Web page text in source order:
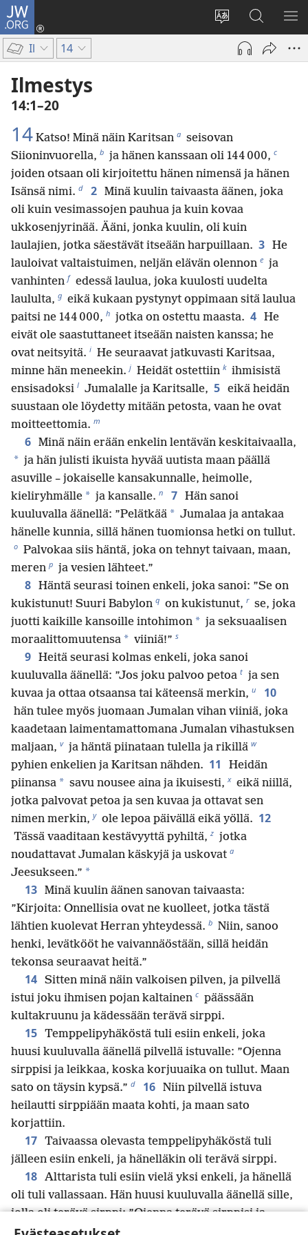
JW.ORG
Vaihda
sivuston
kieli
Kirjaudu
(avaa
ikkunan)
Hae
JW.ORG-
sivustolta
Il 14
Ilmestys
14:1–20
14 Katso! Minä näin Karitsan a seisovan
Siioninvuorella, b ja hänen kanssaan oli 144 000, c
joiden otsaan oli kirjoitettu hänen nimensä ja hänen
Isänsä nimi. d 2 Minä kuulin taivaasta äänen, joka
oli kuin vesimassojen pauhua ja kuin kovaa
ukkosenjyrinää. Ääni, jonka kuulin, oli kuin
laulajien, jotka säestävät itseään harpuillaan. 3 He
lauloivat valtaistuimen, neljän elävän olennon e ja
vanhinten f edessä laulua, joka kuulosti uudelta
laululta, g eikä kukaan pystynyt oppimaan sitä laulua
paitsi ne 144 000, h jotka on ostettu maasta. 4 He
eivät ole saastuttaneet itseään naisten kanssa; he
ovat neitsyitä. i He seuraavat jatkuvasti Karitsaa,
minne hän meneekin. j Heidät ostettiin k ihmisistä
ensisadoksi l Jumalalle ja Karitsalle, 5 eikä heidän
suustaan ole löydetty mitään petosta, vaan he ovat
moitteettomia. m
6 Minä näin erään enkelin lentävän keskitaivaalla,
* ja hän julisti ikuista hyvää uutista maan päällä
asuville – jokaiselle kansakunnalle, heimolle,
kieliryhmälle * ja kansalle. n 7 Hän sanoi
kuuluvalla äänellä: ”Pelätkää * Jumalaa ja antakaa
hänelle kunnia, sillä hänen tuomionsa hetki on tullut.
o Palvokaa siis häntä, joka on tehnyt taivaan, maan,
meren p ja vesien lähteet.”
8 Häntä seurasi toinen enkeli, joka sanoi: ”Se on
kukistunut! Suuri Babylon q on kukistunut, r se, joka
juotti kaikille kansoille intohimon * ja seksuaalisen
moraalittomuutensa * viiniä!” s
9 Heitä seurasi kolmas enkeli, joka sanoi
kuuluvalla äänellä: ”Jos joku palvoo petoa t ja sen
kuvaa ja ottaa otsaansa tai käteensä merkin, u 10
hän tulee myös juomaan Jumalan vihan viiniä, joka
kaadetaan laimentamattomana Jumalan vihastuksen
maljaan, v ja häntä piinataan tulella ja rikillä w
pyhien enkelien ja Karitsan nähden. 11
Heidän
piinansa * savu nousee aina ja ikuisesti, x eikä niillä,
jotka palvovat petoa ja sen kuvaa ja ottavat sen
nimen merkin, y ole lepoa päivällä eikä yöllä. 12
Tässä vaaditaan kestävyyttä pyhiltä, z jotka
noudattavat Jumalan käskyjä ja uskovat a
Jeesukseen.” *
13 Minä kuulin äänen sanovan taivaasta:
”Kirjoita: Onnellisia ovat ne kuolleet, jotka tästä
lähtien kuolevat Herran yhteydessä. b Niin, sanoo
henki, levätkööt he vaivannäöstään, sillä heidän
tekonsa seuraavat heitä.”
14 Sitten minä näin valkoisen pilven, ja pilvellä
istui joku ihmisen pojan kaltainen c päässään
kultakruunu ja kädessään terävä sirppi.
15 Temppelipyhäköstä tuli esiin enkeli, joka
huusi kuuluvalla äänellä pilvellä istuvalle: ”Ojenna
sirppisi ja leikkaa, koska korjuuaika on tullut. Maan
sato on täysin kypsä.” d 16 Niin pilvellä istuva
heilautti sirppiään maata kohti, ja maan sato
korjattiin.
17 Taivaassa olevasta temppelipyhäköstä tuli
jälleen esiin enkeli, ja hänelläkin oli terävä sirppi.
18 Alttarista tuli esiin vielä yksi enkeli, ja hänellä
oli tuli vallassaan. Hän huusi kuuluvalla äänellä sille,
jolla oli terävä sirppi: ”Ojenna terävä sirppisi ja
korjaa maan viiniköynnöksen tertut, sillä sen